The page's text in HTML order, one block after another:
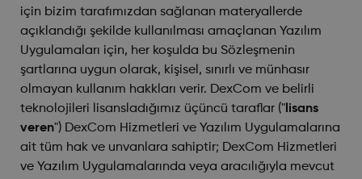
için bizim tarafımızdan sağlanan materyallerde
açıklandığı şekilde kullanılması amaçlanan Yazılım
Uygulamaları için, her koşulda bu Sözleşmenin
şartlarına uygun olarak, kişisel, sınırlı ve münhasır
olmayan kullanım hakkları verir. DexCom ve belirli
teknolojileri lisansladığımız üçüncü taraflar ("lisans
veren") DexCom Hizmetleri ve Yazılım Uygulamalarına
ait tüm hak ve unvanlara sahiptir; DexCom Hizmetleri
ve Yazılım Uygulamalarında veya aracılığıyla mevcut